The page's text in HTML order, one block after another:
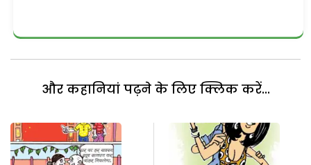
और कहानियां पढ़ने के लिए क्लिक करें...